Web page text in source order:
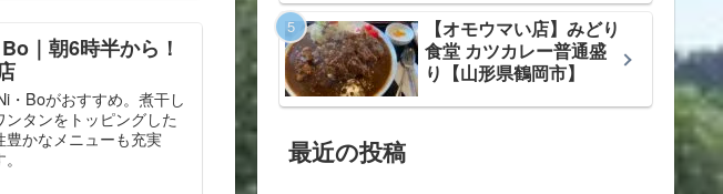
｜朝6時半から！
・Boがおすすめ。煮干し
タンをトッピングした
かなメニューも充実
【オモウマい店】みどり
食堂 カツカレー普通盛
り【山形県鶴岡市】
最近の投稿